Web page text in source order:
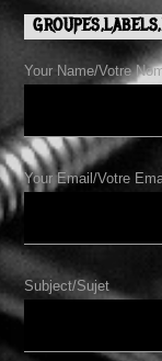
Your Name/Votre
Your Email/Votre
Subject/Sujet